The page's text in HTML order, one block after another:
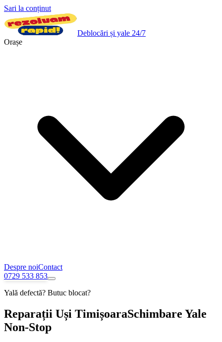
Sari la conținut
Deblocări și yale 24/7
Orașe
Despre noiContact
0729 533 853
Yală defectă? Butuc blocat?
Reparații Uși TimișoaraSchimbare Yale
Non-Stop